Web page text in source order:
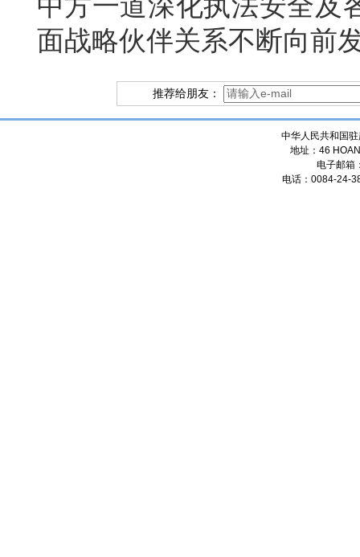
中方一道深化执法安全及
面战略伙伴关系不断向前
推荐给朋友：
中华人民共和国
地址：46
电子邮箱
电话：0084-24-